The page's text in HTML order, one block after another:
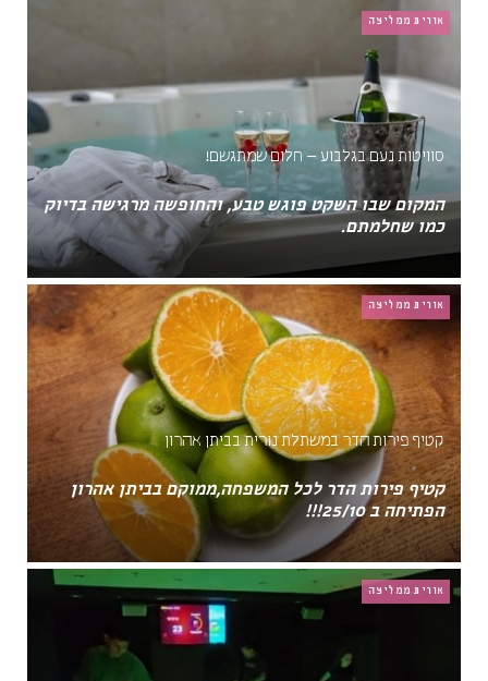
אורית ממליצה
סוויטות נעם בגלבוע – חלום שמתגשם!
המקום שבו השקט פוגש טבע, והחופשה מרגישה בדיוק
כמו שחלמתם.
אורית ממליצה
קטיף פירות הדר במשתלת נורית בביתן אהרון
קטיף פירות הדר לכל המשפחה,ממוקם בביתן אהרון
הפתיחה ב 25/10!!!
אורית ממליצה